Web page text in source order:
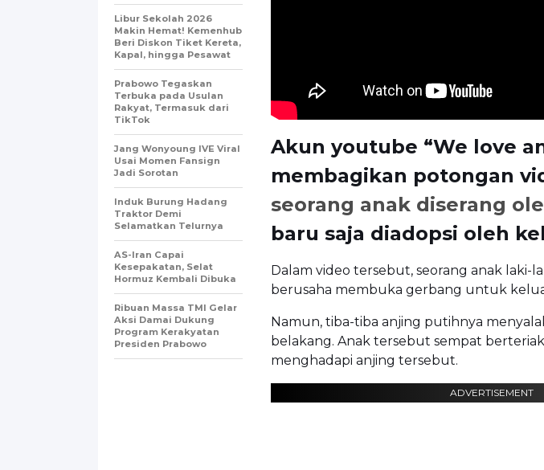
Akun youtube “We love
membagikan potongan
seorang anak diserang
baru saja diadopsi oleh
Dalam video tersebut, seorang anak laki-
berusaha membuka gerbang untuk
Namun, tiba-tiba anjing putihnya
belakang. Anak tersebut sempat
menghadapi anjing tersebut.
ADVERTISEMENT
Libur Sekolah 2026
Makin Hemat! Kemenhub
Beri Diskon Tiket Kereta,
Kapal, hingga Pesawat
Prabowo Tegaskan
Terbuka pada Usulan
Rakyat, Termasuk dari
TikTok
Jang Wonyoung IVE Viral
Usai Momen Fansign
Jadi Sorotan
Induk Burung Hadang
Traktor Demi
Selamatkan Telurnya
AS-Iran Capai
Kesepakatan, Selat
Hormuz Kembali Dibuka
Ribuan Massa TMI Gelar
Aksi Damai Dukung
Program Kerakyatan
Presiden Prabowo